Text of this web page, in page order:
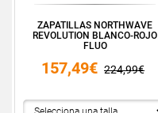
ZAPATILLAS NORTHWAVE
REVOLUTION BLANCO-ROJO
FLUO
157,49€ 224,99€